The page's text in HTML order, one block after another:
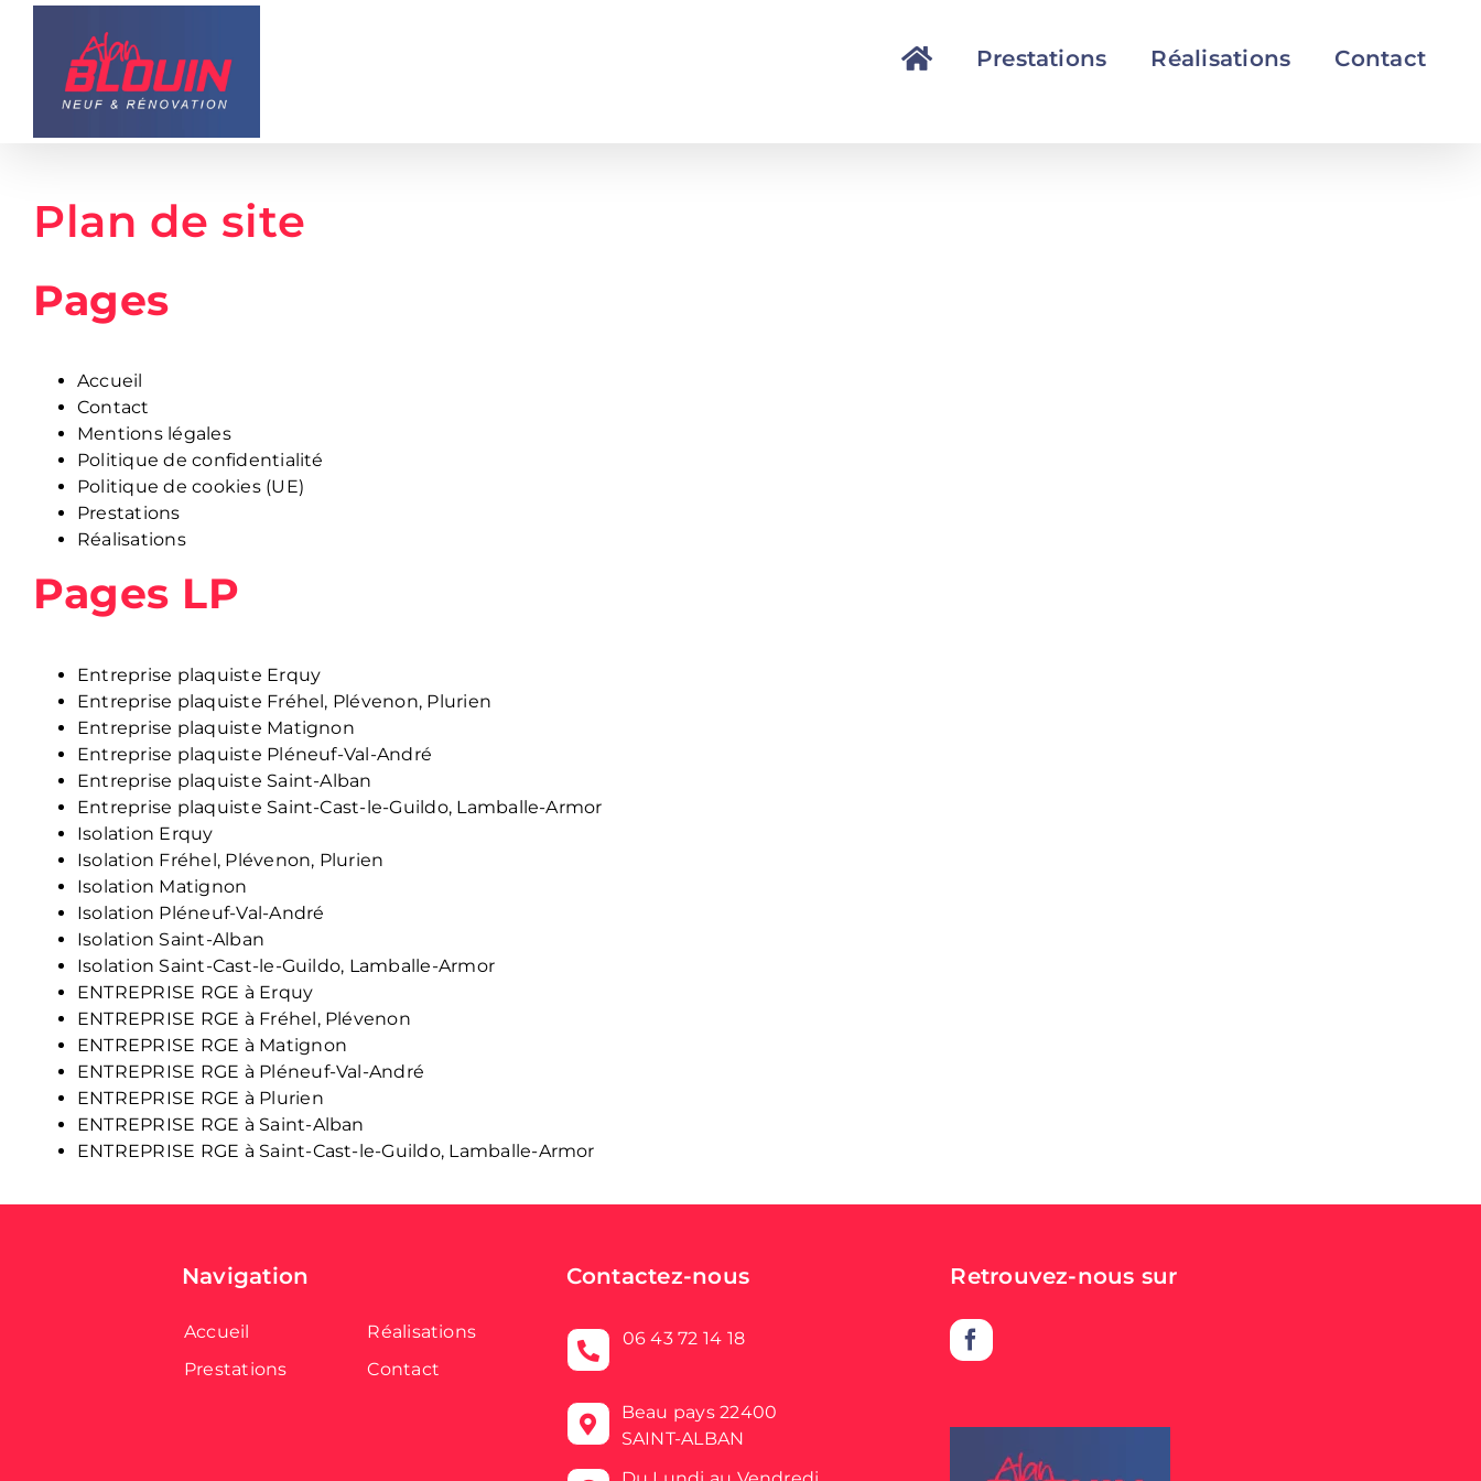
Passer
contenu
Prestations Réalisations Contact
Plan de site
Pages
Accueil
Contact
Mentions légales
Politique de confidentialité
Politique de cookies (UE)
Prestations
Réalisations
Pages LP
Entreprise plaquiste Erquy
Entreprise plaquiste Fréhel, Plévenon, Plurien
Entreprise plaquiste Matignon
Entreprise plaquiste Pléneuf-Val-André
Entreprise plaquiste Saint-Alban
Entreprise plaquiste Saint-Cast-le-Guildo, Lamballe-Armor
Isolation Erquy
Isolation Fréhel, Plévenon, Plurien
Isolation Matignon
Isolation Pléneuf-Val-André
Isolation Saint-Alban
Isolation Saint-Cast-le-Guildo, Lamballe-Armor
ENTREPRISE RGE à Erquy
ENTREPRISE RGE à Fréhel, Plévenon
ENTREPRISE RGE à Matignon
ENTREPRISE RGE à Pléneuf-Val-André
ENTREPRISE RGE à Plurien
ENTREPRISE RGE à Saint-Alban
ENTREPRISE RGE à Saint-Cast-le-Guildo, Lamballe-Armor
Navigation
Accueil
Prestations
Réalisations
Contact
Contactez-nous
06 43 72 14 18
Beau pays 22400
SAINT-ALBAN
Retrouvez-nous sur